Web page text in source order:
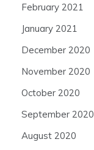
February 2021
January 2021
December 2020
November 2020
October 2020
September 2020
August 2020